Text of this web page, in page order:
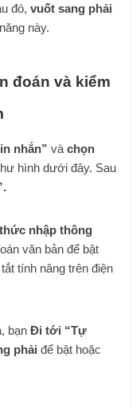
đó,vuốt sang phải
này.
đoán và kiểm
nhắn” vàchọn
hình dưới đây. Sau
nhập thông
văn bản để bật
tính năng trên điện
bạnĐi tới “Tự
phải để bật hoặc